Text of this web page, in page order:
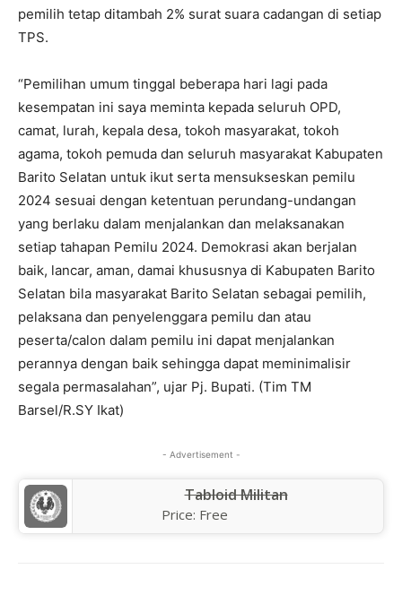
pemilih tetap ditambah 2% surat suara cadangan di setiap
TPS.
“Pemilihan umum tinggal beberapa hari lagi pada
kesempatan ini saya meminta kepada seluruh OPD,
camat, lurah, kepala desa, tokoh masyarakat, tokoh
agama, tokoh pemuda dan seluruh masyarakat Kabupaten
Barito Selatan untuk ikut serta mensukseskan pemilu
2024 sesuai dengan ketentuan perundang-undangan
yang berlaku dalam menjalankan dan melaksanakan
setiap tahapan Pemilu 2024. Demokrasi akan berjalan
baik, lancar, aman, damai khususnya di Kabupaten Barito
Selatan bila masyarakat Barito Selatan sebagai pemilih,
pelaksana dan penyelenggara pemilu dan atau
peserta/calon dalam pemilu ini dapat menjalankan
perannya dengan baik sehingga dapat meminimalisir
segala permasalahan”, ujar Pj. Bupati. (Tim TM
Barsel/R.SY Ikat)
- Advertisement -
Tabloid Militan
Price: Free